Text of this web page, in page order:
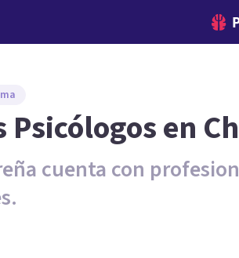
Psicólogos en
cuenta con